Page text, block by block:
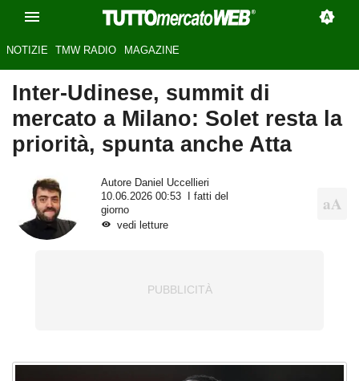
NOTIZIE TMW RADIO MAGAZINE
Inter-Udinese, summit di
mercato a Milano: Solet resta la
priorità, spunta anche Atta
Autore Daniel Uccellieri
10.06.2026 00:53
I fatti del
giorno
vedi letture